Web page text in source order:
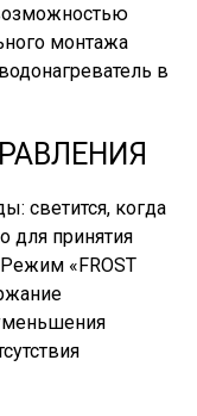
монтажа
в
светится, когда
для принятия
«FROST